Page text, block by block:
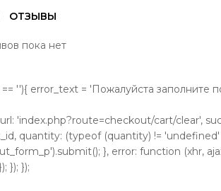
ОТЗЫВЫ
пока нет
''){ error_text = 'Пожалуйста заполните
'index.php?route=checkout/cart/clear',
quantity: (typeof (quantity) !=
}, error: function (xhr,
}); });